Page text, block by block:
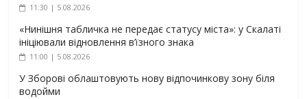
11:30 | 5.08.2026
«Нинішня табличка не передає статусу міста»: у Скалаті
ініціювали відновлення в’їзного знака
11:00 | 5.08.2026
У Зборові облаштовують нову відпочинкову зону біля
водойми